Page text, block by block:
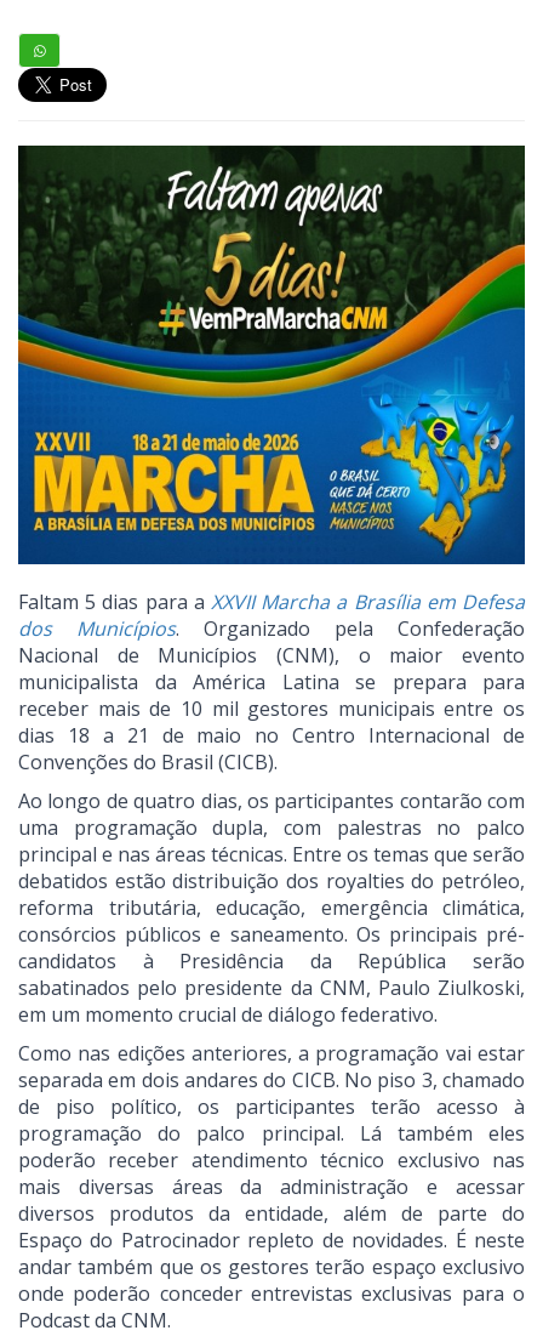
Faltam 5 dias para a XXVII Marcha a Brasília em Defesa
dos Municípios. Organizado pela Confederação
Nacional de Municípios (CNM), o maior evento
municipalista da América Latina se prepara para
receber mais de 10 mil gestores municipais entre os
dias 18 a 21 de maio no Centro Internacional de
Convenções do Brasil (CICB).
Ao longo de quatro dias, os participantes contarão com
uma programação dupla, com palestras no palco
principal e nas áreas técnicas. Entre os temas que serão
debatidos estão distribuição dos royalties do petróleo,
reforma tributária, educação, emergência climática,
consórcios públicos e saneamento. Os principais pré-
candidatos à Presidência da República serão
sabatinados pelo presidente da CNM, Paulo Ziulkoski,
em um momento crucial de diálogo federativo.
Como nas edições anteriores, a programação vai estar
separada em dois andares do CICB. No piso 3, chamado
de piso político, os participantes terão acesso à
programação do palco principal. Lá também eles
poderão receber atendimento técnico exclusivo nas
mais diversas áreas da administração e acessar
diversos produtos da entidade, além de parte do
Espaço do Patrocinador repleto de novidades. É neste
andar também que os gestores terão espaço exclusivo
onde poderão conceder entrevistas exclusivas para o
Podcast da CNM.